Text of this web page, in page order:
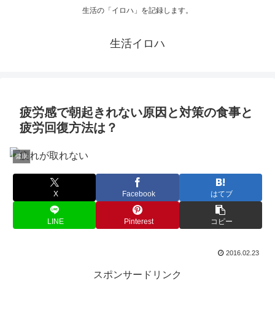
生活の「イロハ」を記録します。
生活イロハ
疲労感で朝起きれない原因と対策の食事と
疲労回復方法は？
健康
X Facebook はてブ
LINE Pinterest コピー
2016.02.23
スポンサードリンク